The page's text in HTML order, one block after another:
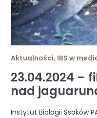
Aktualności, IBS w
23.04.2024 –
nad
Instytut Biologii Ssaków